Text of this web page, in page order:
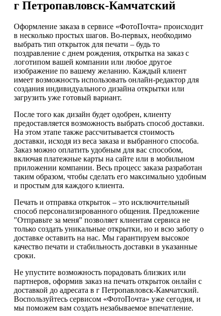
г Петропавловск-Камчатский
Оформление заказа в сервисе «ФотоПочта» происходит
в несколько простых шагов. Во-первых, необходимо
выбрать тип открыток для печати – будь то
поздравление с днем рождения, открытка на заказ с
логотипом вашей компании или любое другое
изображение по вашему желанию. Каждый клиент
имеет возможность использовать онлайн-редактор для
создания индивидуального дизайна открытки или
загрузить уже готовый вариант.
После того как дизайн будет одобрен, клиенту
предоставляется возможность выбрать способ доставки.
На этом этапе также рассчитывается стоимость
доставки, исходя из веса заказа и выбранного способа.
Заказ можно оплатить удобным для вас способом,
включая платежные карты на сайте или в мобильном
приложении компании. Весь процесс заказа разработан
таким образом, чтобы сделать его максимально удобным
и простым для каждого клиента.
Печать и отправка открыток – это исключительный
способ персонализированного общения. Предложение
"Отправьте за меня" позволяет клиентам сервиса не
только создать уникальные открытки, но и всю заботу о
доставке оставить на нас. Мы гарантируем высокое
качество печати и стабильность доставки в указанные
сроки.
Не упустите возможность порадовать близких или
партнеров, оформив заказ на печать открыток онлайн с
доставкой до адресата в г Петропавловск-Камчатский.
Воспользуйтесь сервисом «ФотоПочта» уже сегодня, и
мы поможем вам создать незабываемое впечатление.